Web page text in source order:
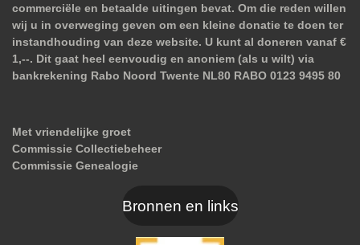
commerciële en betaalde uitingen bevat. Om die reden willen
wij u in overweging geven om een kleine donatie te doen ter
instandhouding van deze website. U kunt al doneren vanaf €
1,--. Dit gaat heel eenvoudig en anoniem (als u wilt) via
bankrekening Rabo Noord Twente NL80 RABO 0123 9495 80
Met vriendelijke groet
Commissie Collectiebeheer
Commissie Genealogie
Bronnen en links